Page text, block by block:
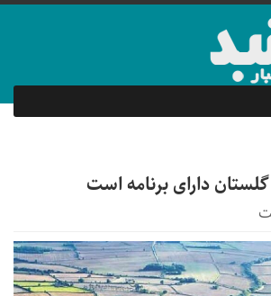
دارای برنامه است